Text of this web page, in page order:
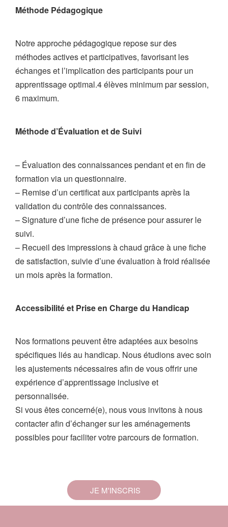
Méthode Pédagogique
Notre approche pédagogique repose sur des
méthodes actives et participatives, favorisant les
échanges et l’implication des participants pour un
apprentissage optimal.4 élèves minimum par session,
6 maximum.
Méthode d’Évaluation et de Suivi
– Évaluation des connaissances pendant et en fin de
formation via un questionnaire.
– Remise d’un certificat aux participants après la
validation du contrôle des connaissances.
– Signature d’une fiche de présence pour assurer le
suivi.
– Recueil des impressions à chaud grâce à une fiche
de satisfaction, suivie d’une évaluation à froid réalisée
un mois après la formation.
Accessibilité et Prise en Charge du Handicap
Nos formations peuvent être adaptées aux besoins
spécifiques liés au handicap. Nous étudions avec soin
les ajustements nécessaires afin de vous offrir une
expérience d’apprentissage inclusive et
personnalisée.
Si vous êtes concerné(e), nous vous invitons à nous
contacter afin d’échanger sur les aménagements
possibles pour faciliter votre parcours de formation.
JE M'INSCRIS